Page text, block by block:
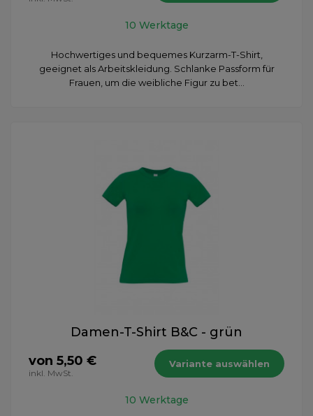
10 Werktage
Hochwertiges und bequemes Kurzarm-T-Shirt,
geeignet als Arbeitskleidung. Schlanke Passform für
Frauen, um die weibliche Figur zu bet...
Damen-T-Shirt B&C - grün
von 5,50 €
inkl. MwSt.
Variante auswählen
10 Werktage